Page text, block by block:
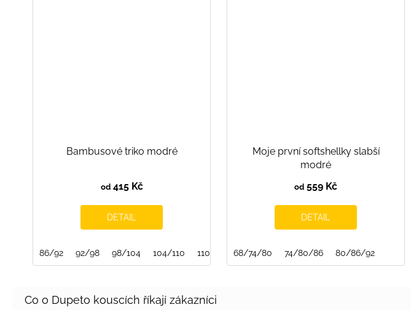
Bambusové triko modré
od415 Kč
DETAIL
86/92 92/98 98/104 104/110 110/116 116/122 122/128 134/140 146/152
Moje první softshellky slabší
modré
od 559 Kč
DETAIL
68/74/80 74/80/86 80/86/92